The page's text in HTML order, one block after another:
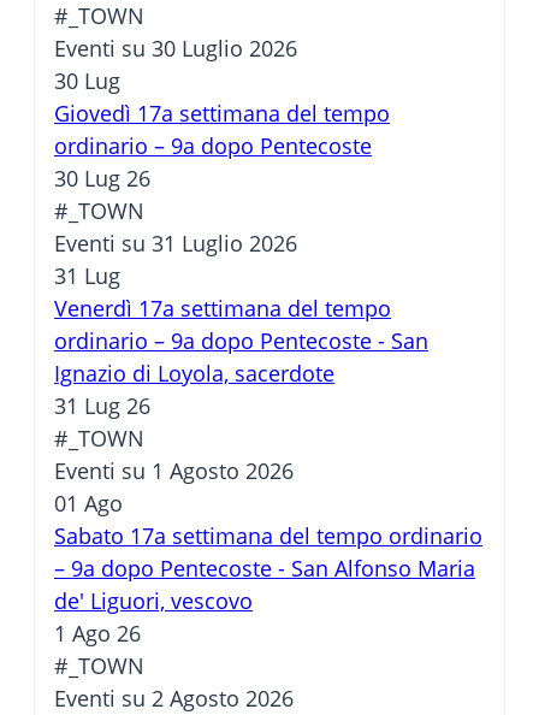
#_TOWN
Eventi su 30 Luglio 2026
30 Lug
Giovedì 17a settimana del tempo
ordinario – 9a dopo Pentecoste
30 Lug 26
#_TOWN
Eventi su 31 Luglio 2026
31 Lug
Venerdì 17a settimana del tempo
ordinario – 9a dopo Pentecoste - San
Ignazio di Loyola, sacerdote
31 Lug 26
#_TOWN
Eventi su 1 Agosto 2026
01 Ago
Sabato 17a settimana del tempo ordinario
– 9a dopo Pentecoste - San Alfonso Maria
de' Liguori, vescovo
1 Ago 26
#_TOWN
Eventi su 2 Agosto 2026